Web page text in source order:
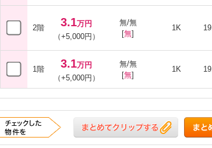
2階 3.1万円
（+5,000円）
無/無
[無]
1K
1階 3.1万円
（+5,000円）
無/無
[無]
1K